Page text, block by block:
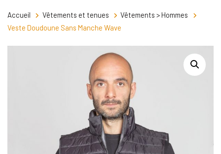
Accueil Vêtements et tenues
Vêtements > Hommes
Veste Doudoune Sans Manche Wave